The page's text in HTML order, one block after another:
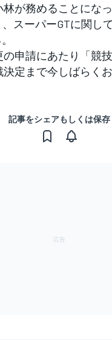
が務めることにな
スーパーGTに関し
申請にあたり「競
定まで今しばらく
記事をシェアもしくは保存